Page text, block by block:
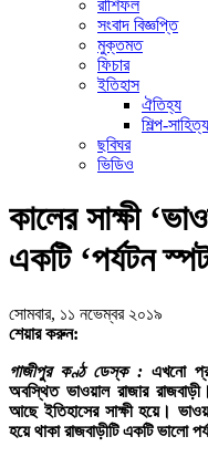
রাশিফল
সংবাদ বিজ্ঞপ্তি
মুক্তমত
ফিচার
ইতিহাস
ঐতিহ্য
শিল্প-সাহিত্য
ছবিঘর
ভিডিও
কালের সাক্ষী
একটি ‘পর্যটন
সোমবার, ১১ নভেম্বর ২০১৯
শেয়ার করুন:
গাজীপুর কণ্ঠ ডেস্ক :এখনো
অবস্থিত ভাওয়াল রাজার
আছে ইতিহাসের সাক্ষী হয়ে।
হয়ে থাকা রাজবাড়ীটি একটি ভালো